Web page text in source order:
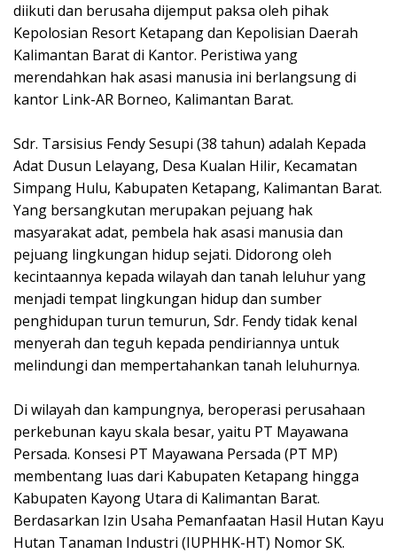
diikuti dan berusaha dijemput paksa oleh pihak
Kepolosian Resort Ketapang dan Kepolisian Daerah
Kalimantan Barat di Kantor. Peristiwa yang
merendahkan hak asasi manusia ini berlangsung di
kantor Link-AR Borneo, Kalimantan Barat.
Sdr. Tarsisius Fendy Sesupi (38 tahun) adalah Kepada
Adat Dusun Lelayang, Desa Kualan Hilir, Kecamatan
Simpang Hulu, Kabupaten Ketapang, Kalimantan Barat.
Yang bersangkutan merupakan pejuang hak
masyarakat adat, pembela hak asasi manusia dan
pejuang lingkungan hidup sejati. Didorong oleh
kecintaannya kepada wilayah dan tanah leluhur yang
menjadi tempat lingkungan hidup dan sumber
penghidupan turun temurun, Sdr. Fendy tidak kenal
menyerah dan teguh kepada pendiriannya untuk
melindungi dan mempertahankan tanah leluhurnya.
Di wilayah dan kampungnya, beroperasi perusahaan
perkebunan kayu skala besar, yaitu PT Mayawana
Persada. Konsesi PT Mayawana Persada (PT MP)
membentang luas dari Kabupaten Ketapang hingga
Kabupaten Kayong Utara di Kalimantan Barat.
Berdasarkan Izin Usaha Pemanfaatan Hasil Hutan Kayu
Hutan Tanaman Industri (IUPHHK-HT) Nomor SK.